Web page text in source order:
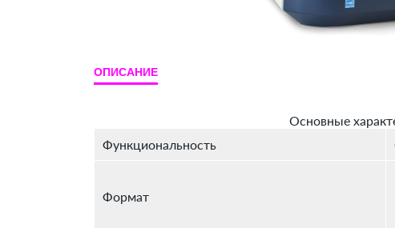
ОПИСАНИЕ
Основные
Функциональность
Формат